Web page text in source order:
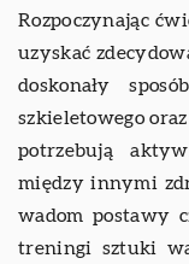
Rozpoczynając
uzyskać
doskonały
szkieletowego
potrzebują
między innymi
wadom postawy
treningi sztuki